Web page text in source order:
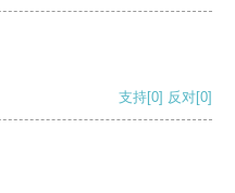
支持[0] 反对[0]